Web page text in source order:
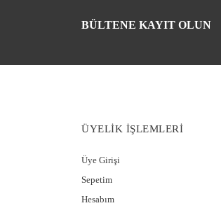
BÜLTENE KAYIT OLUN
ÜYELİK İŞLEMLERİ
Üye Girişi
Sepetim
Hesabım